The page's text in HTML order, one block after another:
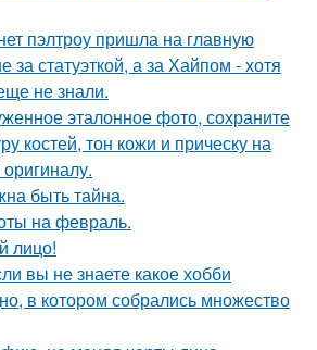
пэлтроу пришла на главную
статуэткой, а за Хайпом - хотя
не знали.
эталонное фото, сохраните
костей, тон кожи и прическу на
быть тайна.
на февраль.
лицо!
вы не знаете какое хобби
в котором собрались множество